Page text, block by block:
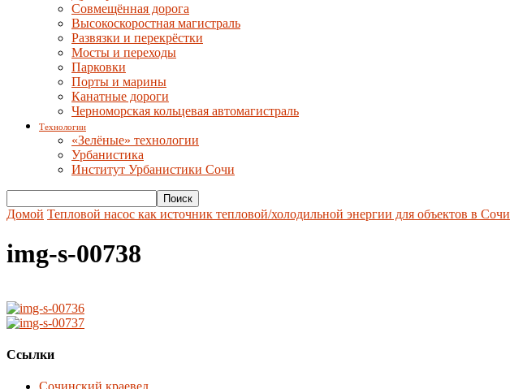
Совмещённая дорога
Высокоскоростная магистраль
Развязки и перекрёстки
Мосты и переходы
Парковки
Порты и марины
Канатные дороги
Черноморская кольцевая автомагистраль
Технологии
«Зелёные» технологии
Урбанистика
Институт Урбанистики Сочи
Домой Тепловой насос как источник тепловой/холодильной энергии для объектов в Сочи
img-s-00738
Ссылки